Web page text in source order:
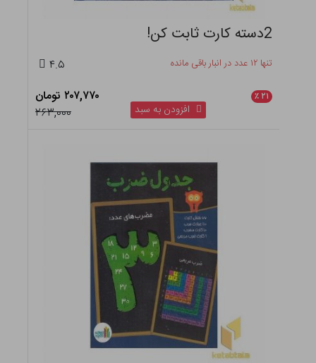
2دسته کارت ثابت کن!
تنها ۱۲ عدد در انبار باقی مانده ۴.۵
۲۱ ٪
۲۰۷,۷۷۰ تومان
۲۶۳,۰۰۰
افزودن به سبد